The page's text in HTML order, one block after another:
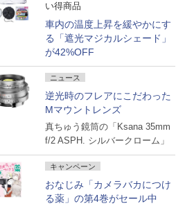
い得商品
車内の温度上昇を緩やかにす
る「遮光マジカルシェード」
が42%OFF
ニュース
逆光時のフレアにこだわった
Mマウントレンズ
真ちゅう鏡筒の「Ksana 35mm
f/2 ASPH. シルバークローム」
キャンペーン
おなじみ「カメラバカにつけ
る薬」の第4巻がセール中